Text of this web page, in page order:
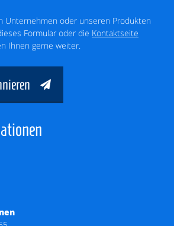
Unternehmen oder unseren Produkten
Formular oder die Kontaktseite
Ihnen gerne weiter.